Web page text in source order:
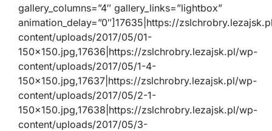
gallery_columns=”4″ gallery_links=”lightbox”
animation_delay=”0″]17635|https://
content/uploads/2017/05/01-
150×150.jpg,17636|https://zslchrobry.lezajsk.pl/wp-
content/uploads/2017/05/1-4-
150×150.jpg,17637|https://zslchrobry.lezajsk.pl/wp-
content/uploads/2017/05/2-1-
150×150.jpg,17638|https://zslchrobry.lezajsk.pl/wp-
content/uploads/2017/05/3-